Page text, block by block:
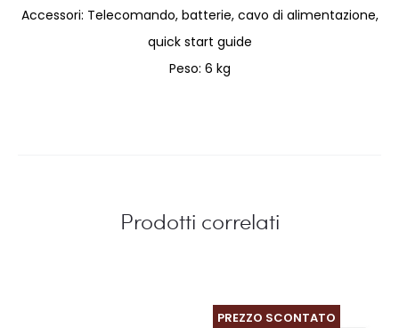
Accessori: Telecomando, batterie, cavo di alimentazione,
quick start guide
Peso: 6 kg
Prodotti correlati
PREZZO SCONTATO